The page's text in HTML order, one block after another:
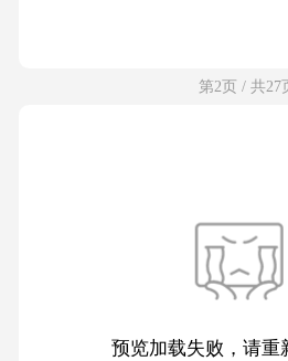
第2页 / 共27
预览加载失败，请重